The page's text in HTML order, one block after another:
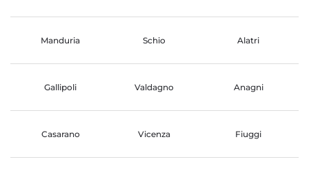
Manduria Schio Alatri
Gallipoli Valdagno Anagni
Casarano Vicenza Fiuggi